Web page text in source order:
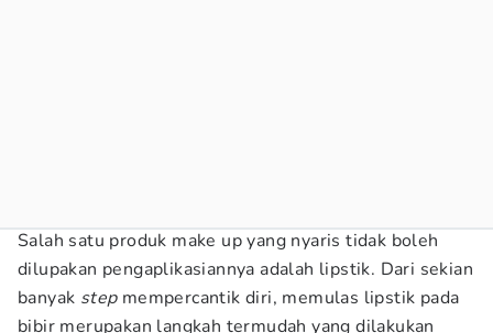
Salah satu produk make up yang nyaris tidak boleh
dilupakan pengaplikasiannya adalah lipstik. Dari sekian
banyak stepmempercantik diri, memulas lipstik pada
bibir merupakan langkah termudah yang dilakukan